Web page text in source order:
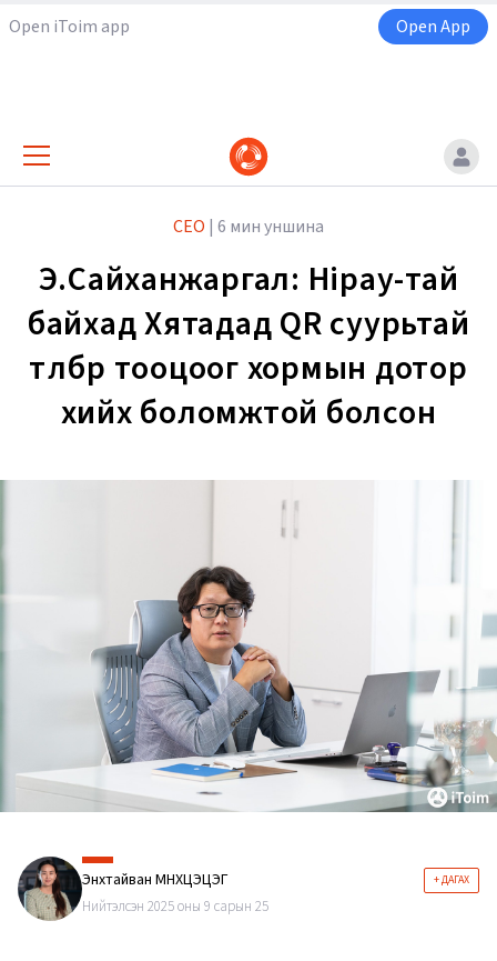
Open iToim app Open App
CEO | 6 мин уншина
Э.Сайханжаргал: Hipay-тай
байхад Хятадад QR суурьтай
төлбөр тооцоог хормын дотор
хийх боломжтой болсон
Энхтайван МӨНХЦЭЦЭГ + ДАГАХ
Нийтэлсэн 2025 оны 9 сарын 25